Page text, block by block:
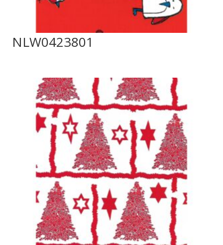
NLW0423801